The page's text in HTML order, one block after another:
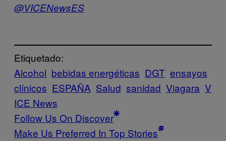
@VICENewsES
Etiquetado:
Alcohol bebidas energéticas DGT ensayos
clínicos ESPAÑA Salud sanidad Viagara V
ICE News
Follow Us On Discover
Make Us Preferred In Top Stories